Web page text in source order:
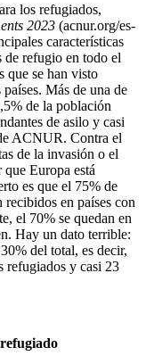
los refugiados,
2023 (acnur.org/es-
características
de refugio en todo el
que se han visto
Más de una de
de la población
de asilo y casi
ACNUR. Contra el
de la invasión o el
Europa está
es que el 75% de
en países con
el 70% se quedan en
Hay un dato terrible:
del total, es decir,
refugiados y casi 23